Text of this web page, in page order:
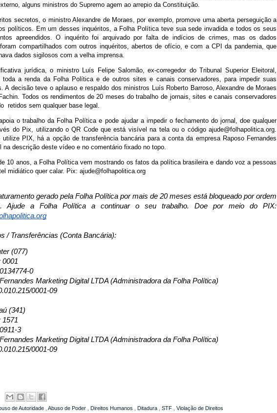
alguns ministros do Supremo agem ao arrepio da Constituição.
secretos, o ministro Alexandre de Moraes, por exemplo, promove uma aberta perseguição a
políticos. Em um desses inquéritos, a Folha Política teve sua sede invadida e todos os seus
apreendidos. O inquérito foi arquivado por falta de indícios de crimes, mas os dados
compartilhados com outros inquéritos, abertos de ofício, e com a CPI da pandemia, que
dados sigilosos com a velha imprensa.
jurídica, o ministro Luís Felipe Salomão, ex-corregedor do Tribunal Superior Eleitoral,
toda a renda da Folha Política e de outros sites e canais conservadores, para impedir suas
A decisão teve o aplauso e respaldo dos ministros Luís Roberto Barroso, Alexandre de Moraes
Todos os rendimentos de 20 meses do trabalho de jornais, sites e canais conservadores
retidos sem qualquer base legal.
o trabalho da Folha Política e pode ajudar a impedir o fechamento do jornal, doe qualquer
do Pix, utilizando o QR Code que está visível na tela ou o código ajude@folhapolitica.org.
utilize PIX, há a opção de transferência bancária para a conta da empresa Raposo Fernandes
na descrição deste vídeo e no comentário fixado no topo.
10 anos, a Folha Política vem mostrando os fatos da política brasileira e dando voz a pessoas
midiático quer calar. Pix: ajude@folhapolitica.org
gerado pela Folha Política por mais de 20 meses está bloqueado por ordem
Ajude a Folha Política a continuar o seu trabalho. Doe por meio do PIX:
/ Transferências (Conta Bancária):
(077)
0001
0
Marketing Digital LTDA (Administradora da Folha Política)
0001-09
(341)
1571
3
Marketing Digital LTDA (Administradora da Folha Política)
0001-09
de Autoridade Abuso de Poder Direitos Humanos Ditadura STF
Violação de Direitos